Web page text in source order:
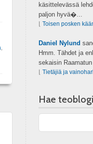
käsittelevässä
paljon hyvä�...
Toisen posken
Daniel Nylund
Hmm. Tähdet ja
sekaisin
Tietäjiä ja
Hae